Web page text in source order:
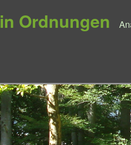
Ordnungen